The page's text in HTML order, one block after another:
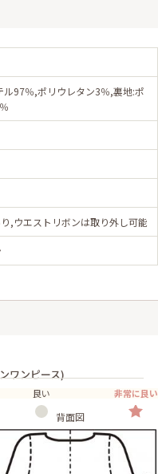
ル97％,ポリウレタン3％,裏地:ポ
,ウエストリボンは取り外し可能
ワンピース)
良い 非常に良い
背面図